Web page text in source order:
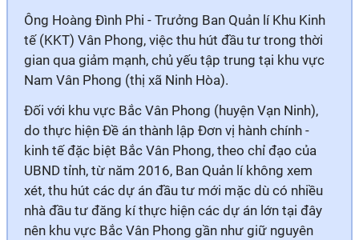
Ông Hoàng Đình Phi - Trưởng Ban Quản lí Khu Kinh
tế (KKT) Vân Phong, việc thu hút đầu tư trong thời
gian qua giảm mạnh, chủ yếu tập trung tại khu vực
Nam Vân Phong (thị xã Ninh Hòa).
Đối với khu vực Bắc Vân Phong (huyện Vạn Ninh),
do thực hiện Đề án thành lập Đơn vị hành chính -
kinh tế đặc biệt Bắc Vân Phong, theo chỉ đạo của
UBND tỉnh, từ năm 2016, Ban Quản lí không xem
xét, thu hút các dự án đầu tư mới mặc dù có nhiều
nhà đầu tư đăng kí thực hiện các dự án lớn tại đây
nên khu vực Bắc Vân Phong gần như giữ nguyên